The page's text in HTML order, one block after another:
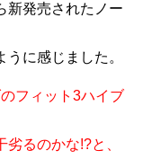
新発売されたノー
に感じました。
フィット3ハイブ
るのかな!?と、